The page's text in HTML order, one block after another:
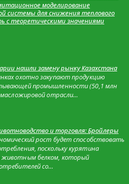
моделирование
системы для снижения теплового
с теоретическими значениями
нашли замену рынку Казахстана
охотно закупают продукцию
промышленности (50,1 млн
отрасли…
и торговля: Бройлеры
рост будет способствовать
поскольку курятина
животным белком, который
со…